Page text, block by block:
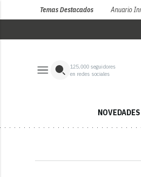
Temas Destacados Anuario
125,000 seguidores
en redes sociales
NOVEDADES